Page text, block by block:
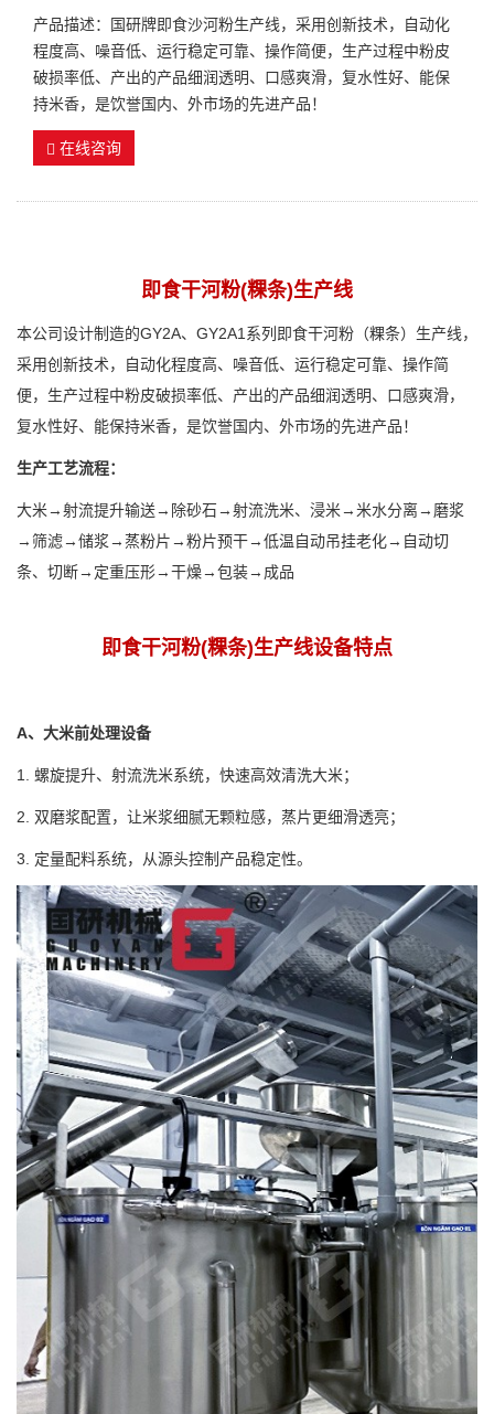
产品描述：国研牌即食沙河粉生产线，采用创新技术，自动化
程度高、噪音低、运行稳定可靠、操作简便，生产过程中粉皮
破损率低、产出的产品细润透明、口感爽滑，复水性好、能保
持米香，是饮誉国内、外市场的先进产品！
在线咨询
即食干河粉(粿条)生产线
本公司设计制造的GY2A、GY2A1系列即食干河粉（粿条）生产线，
采用创新技术，自动化程度高、噪音低、运行稳定可靠、操作简
便，生产过程中粉皮破损率低、产出的产品细润透明、口感爽滑，
复水性好、能保持米香，是饮誉国内、外市场的先进产品！
生产工艺流程：
大米→射流提升输送→除砂石→射流洗米、浸米→米水分离→磨浆
→筛滤→储浆→蒸粉片→粉片预干→低温自动吊挂老化→自动切
条、切断→定重压形→干燥→包装→成品
即食干河粉(粿条)生产线设备特点
A、大米前处理设备
1. 螺旋提升、射流洗米系统，快速高效清洗大米；
2. 双磨浆配置，让米浆细腻无颗粒感，蒸片更细滑透亮；
3. 定量配料系统，从源头控制产品稳定性。